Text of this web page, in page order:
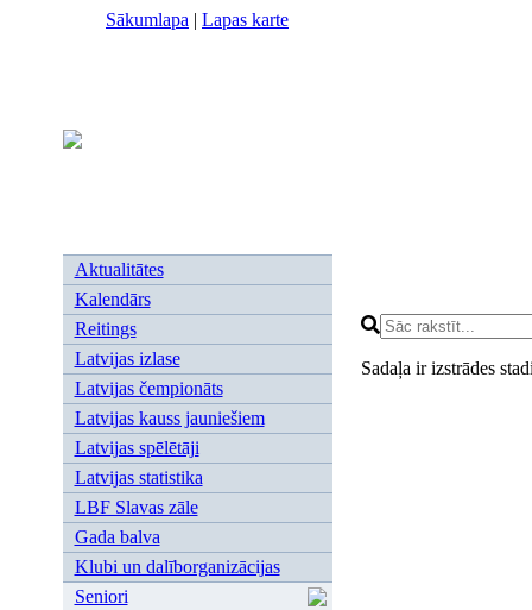
Sākumlapa | Lapas karte
Aktualitātes
Kalendārs
Reitings
Latvijas izlase
Latvijas čempionāts
Latvijas kauss jauniešiem
Latvijas spēlētāji
Latvijas statistika
LBF Slavas zāle
Gada balva
Klubi un dalīborganizācijas
Seniori
Sadaļa ir izstrādes